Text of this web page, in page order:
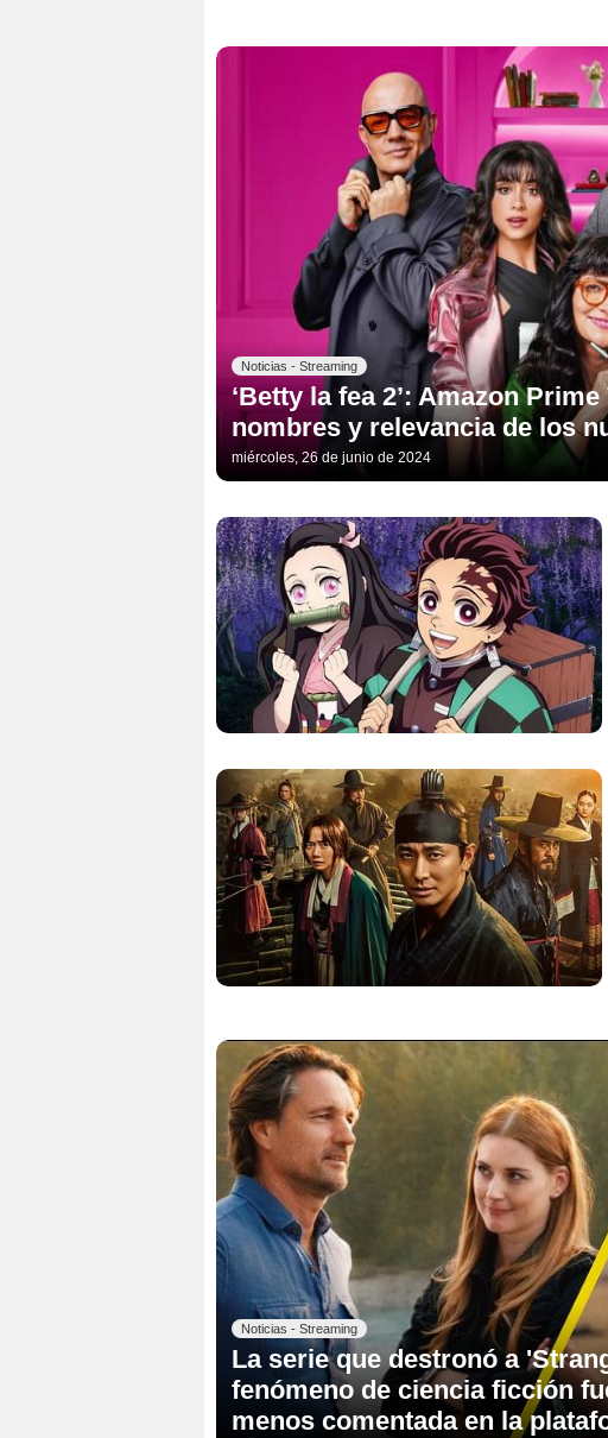
Noticias - Streaming
‘Betty la fea 2’: Amazon
nombres y relevancia de los
miércoles, 26 de junio de 2024
Noticias - Streaming
La serie que destronó a
fenómeno de ciencia ficción
menos comentada en la